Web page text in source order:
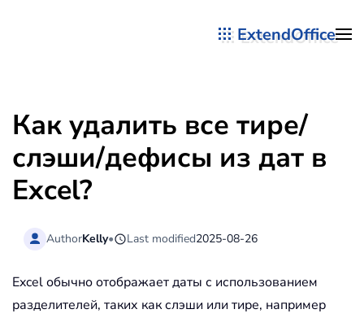
ExtendOffice
Как удалить все тире/
слэши/дефисы из дат в
Excel?
AuthorKelly• Last modified2025-08-26
Excel обычно отображает даты с использованием
разделителей, таких как слэши или тире, например